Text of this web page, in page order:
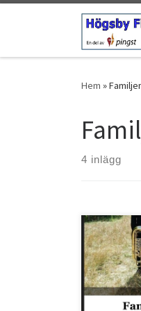
Hoppa till innehåll
Hem »
4 inlägg
Bostället